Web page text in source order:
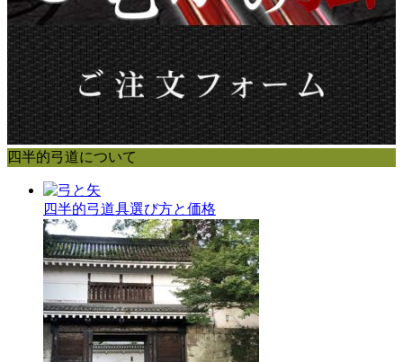
四半的弓道について
四半的弓道具選び方と価格